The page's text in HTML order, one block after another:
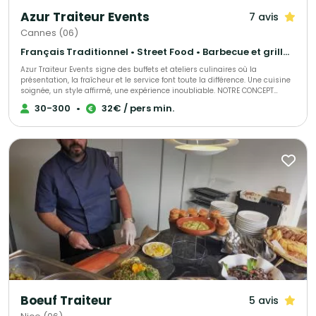
Azur Traiteur Events 7 avis
Cannes (06)
Français Traditionnel • Street Food • Barbecue et grillades
Azur Traiteur Events signe des buffets et ateliers culinaires où la
présentation, la fraîcheur et le service font toute la différence. Une cuisine
soignée, un style affirmé, une expérience inoubliable. NOTRE CONCEPT
Traiteur nouvelle génération, entre élégance et convivialité Nous
réinventons le buffet pour vos réceptions privées et professionnelles. Nos
culinaire : généreuse, fluide et raffinée. Chez Azur Traiteur Events, le plaisir
est autant dans l’assiette que dans le regard. AZUR TRUCK EVENTS La
cuisine éphémère qui crée l’effet “waouh” Notre food truck vintage
transforme chaque lieu en véritable scène gourmande. Cuisine sur place,
dressage élégant, ambiance conviviale : une présentation originale et
mobile qui sublime vos événements. L’esprit food truck, la signature
traiteur.
30-300 • 32€ / pers min.
Boeuf Traiteur 5 avis